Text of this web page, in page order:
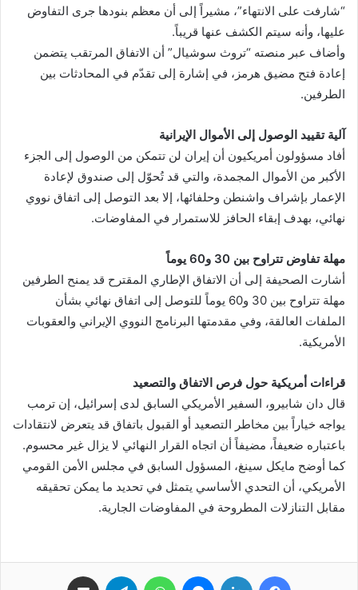
“شارفت على الانتهاء”، مشيراً إلى أن معظم بنودها جرى التفاوض
عليها، وأنه سيتم الكشف عنها قريباً.
وأضاف عبر منصته “تروث سوشيال” أن الاتفاق المرتقب يتضمن
إعادة فتح مضيق هرمز، في إشارة إلى تقدّم في المحادثات بين
الطرفين.
آلية تقييد الوصول إلى الأموال الإيرانية
أفاد مسؤولون أمريكيون أن إيران لن تتمكن من الوصول إلى الجزء
الأكبر من الأموال المجمدة، والتي قد تُحوّل إلى صندوق لإعادة
الإعمار بإشراف واشنطن وحلفائها، إلا بعد التوصل إلى اتفاق نووي
نهائي، بهدف إبقاء الحافز للاستمرار في المفاوضات.
مهلة تفاوض تتراوح بين 30 و60 يوماً
أشارت الصحيفة إلى أن الاتفاق الإطاري المقترح قد يمنح الطرفين
مهلة تتراوح بين 30 و60 يوماً للتوصل إلى اتفاق نهائي بشأن
الملفات العالقة، وفي مقدمتها البرنامج النووي الإيراني والعقوبات
الأمريكية.
قراءات أمريكية حول فرص الاتفاق والتصعيد
قال دان شابيرو، السفير الأمريكي السابق لدى إسرائيل، إن ترمب
يواجه خياراً بين مخاطر التصعيد أو القبول باتفاق قد يتعرض لانتقادات
باعتباره ضعيفاً، مضيفاً أن اتجاه القرار النهائي لا يزال غير محسوم.
كما أوضح مايكل سينغ، المسؤول السابق في مجلس الأمن القومي
الأمريكي، أن التحدي الأساسي يتمثل في تحديد ما يمكن تحقيقه
مقابل التنازلات المطروحة في المفاوضات الجارية.
فيسبوك لينكدإن ماسنجر واتساب تيلقرام